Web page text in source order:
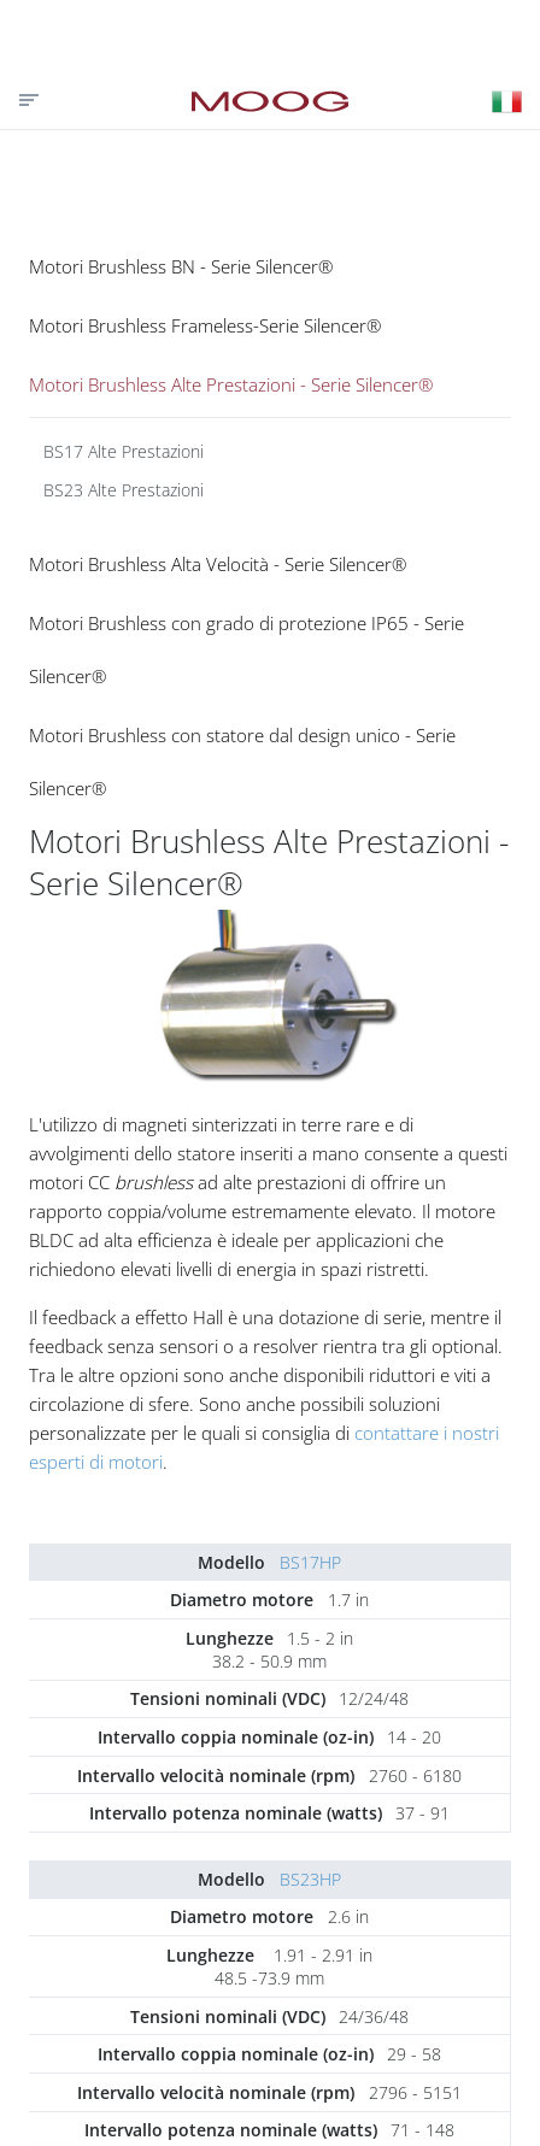
PARTNER LOGIN VISIT MOOG.COM
MOOG.IT
Motori Brushless BN - Serie Silencer®
Motori Brushless Frameless-Serie Silencer®
Motori Brushless Alte Prestazioni - Serie Silencer®
BS17 Alte Prestazioni
BS23 Alte Prestazioni
Motori Brushless Alta Velocità - Serie Silencer®
Motori Brushless con grado di protezione IP65 - Serie
Silencer®
Motori Brushless con statore dal design unico - Serie
Silencer®
Motori Brushless Alte Prestazioni -
Serie Silencer®
L'utilizzo di magneti sinterizzati in terre rare e di
avvolgimenti dello statore inseriti a mano consente a questi
motori CC brushlessad alte prestazioni di offrire un
rapporto coppia/volume estremamente elevato. Il motore
BLDC ad alta efficienza è ideale per applicazioni che
richiedono elevati livelli di energia in spazi ristretti.
Il feedback a effetto Hall è una dotazione di serie, mentre il
feedback senza sensori o a resolver rientra tra gli optional.
Tra le altre opzioni sono anche disponibili riduttori e viti a
circolazione di sfere. Sono anche possibili soluzioni
personalizzate per le quali si consiglia di contattare i nostri
esperti di motori.
BS17HP
1.7 in
1.5 - 2 in
38.2 - 50.9 mm
12/24/48
14 - 20
2760 - 6180
37 - 91
BS23HP
2.6 in
1.91 - 2.91 in
48.5 -73.9 mm
24/36/48
29 - 58
2796 - 5151
71 - 148